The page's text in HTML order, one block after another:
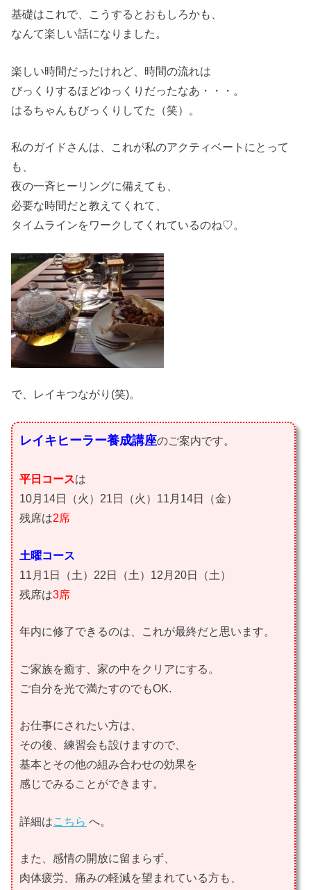
基礎はこれで、こうするとおもしろかも、
なんて楽しい話になりました。
楽しい時間だったけれど、時間の流れは
びっくりするほどゆっくりだったなあ・・・。
はるちゃんもびっくりしてた（笑）。
私のガイドさんは、これが私のアクティベートにとって
も、
夜の一斉ヒーリングに備えても、
必要な時間だと教えてくれて、
タイムラインをワークしてくれているのね♡。
で、レイキつながり(笑)。
レイキヒーラー養成講座のご案内です。
平日コースは
10月14日（火）21日（火）11月14日（金）
残席は2席
土曜コース
11月1日（土）22日（土）12月20日（土）
残席は3席
年内に修了できるのは、これが最終だと思います。
ご家族を癒す、家の中をクリアにする。
ご自分を光で満たすのでもOK.
お仕事にされたい方は、
その後、練習会も設けますので、
基本とその他の組み合わせの効果を
感じでみることができます。
詳細はこちら へ。
また、感情の開放に留まらず、
肉体疲労、痛みの軽減を望まれている方も、